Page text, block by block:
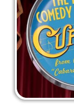
Curtains
Cabaret
Jeu aux